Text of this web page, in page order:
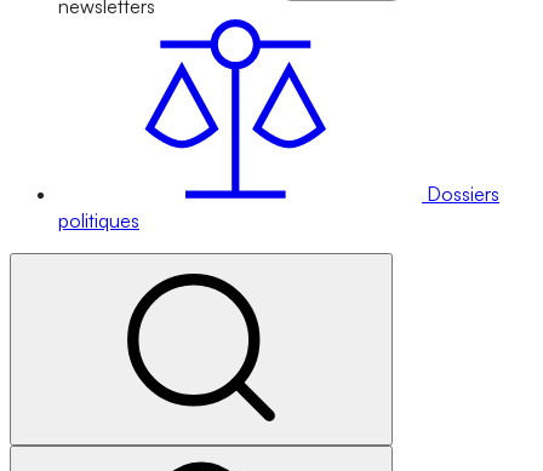
newsletters
Dossiers
politiques